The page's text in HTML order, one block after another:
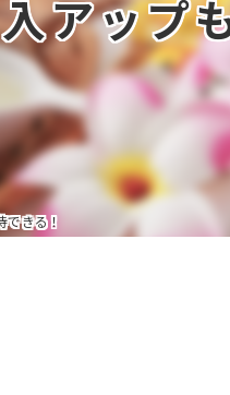
トコース
こちら
アップ
できる！